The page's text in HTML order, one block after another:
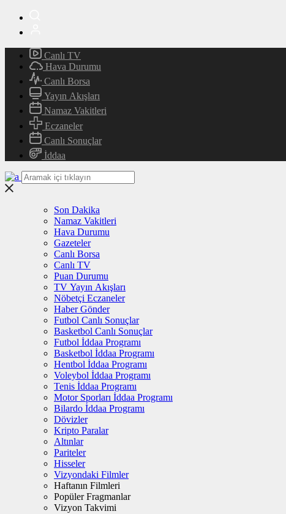
Canlı TV
Hava Durumu
Canlı Borsa
Yayın Akışları
Namaz Vakitleri
Eczaneler
Canlı Sonuçlar
İddaa
Son Dakika
Namaz Vakitleri
Hava Durumu
Gazeteler
Canlı Borsa
Canlı TV
Puan Durumu
TV Yayın Akışları
Nöbetçi Eczaneler
Haber Gönder
Futbol Canlı Sonuçlar
Basketbol Canlı Sonuçlar
Futbol İddaa Programı
Basketbol İddaa Programı
Hentbol İddaa Programı
Voleybol İddaa Programı
Tenis İddaa Programı
Motor Sporları İddaa Programı
Bilardo İddaa Programı
Dövizler
Kripto Paralar
Altınlar
Pariteler
Hisseler
Vizyondaki Filmler
Haftanın Filmleri
Popüler Fragmanlar
Vizyon Takvimi